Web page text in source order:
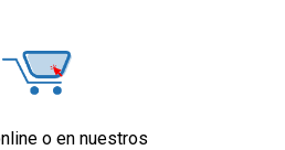
o en nuestros